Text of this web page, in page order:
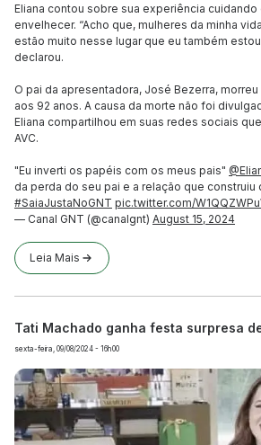
Eliana contou sobre sua experiência
envelhecer. “Acho que, mulheres da minha
estão muito nesse lugar que eu também
declarou.
O pai da apresentadora, José Bezerra,
aos 92 anos. A causa da morte não foi
Eliana compartilhou em suas redes sociais
AVC.
"Eu inverti os papéis com os meus pais"
da perda do seu pai e a relação que construiu
#SaiaJustaNoGNT pic.twitter.com/
— Canal GNT (@canalgnt) August 15, 2024
Leia Mais
Tati Machado ganha festa surpresa
sexta-feira, 09/08/2024 - 16h00